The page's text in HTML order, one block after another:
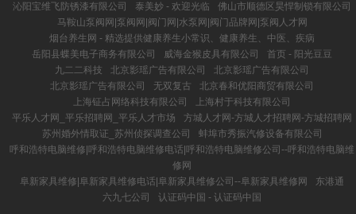
沁阳宝维飞防锈漆有限公司
泰美妙 - 欢迎光临
佛山市顺德区昊悍制锁有限公司
马鞍山泵阀网|泵阀网|阀门网|水泵网|阀门品牌网|泵阀人才网
烟台养生网 - 精选提供健康养生小常识、健康养生、中医、疾病
岳阳县蝶美电子商务有限公司
威海金猴皮具有限公司
首页 - 阳光豆豆
九二二科技
北京影瑶广告有限公司
北京影瑶广告有限公司
北京影瑶广告有限公司
无双复古
北京春和优阳商贸有限公司
上海钲占网络科技有限公司
上海村于科技有限公司
平乐人才网_平乐招聘网_平乐人才市场
方城人才网-方城人才招聘网-方城招聘网
苏州婚外情取证_苏州侦探调查公司
蚌埠市秀振汽修设备有限公司
呼和浩特电脑维修|呼和浩特电脑维修电话|呼和浩特电脑维修公司--呼和浩特电脑维
修网
阜新家具维修|阜新家具维修电话|阜新家具维修公司--阜新家具维修网
东港通
六九七公司
认证码中国 - 认证码中国